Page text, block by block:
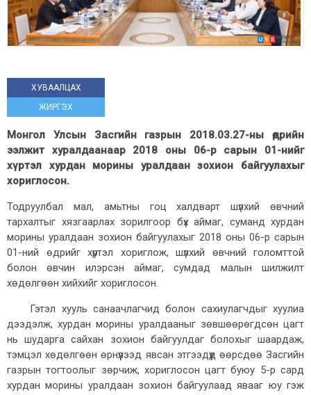
ХУВААЛЦАХ
ЖИРГЭХ
Монгол Улсын Засгийн газрын 2018.03.27-ны өдрийн
ээлжит хуралдаанаар 2018 оны 06-р сарын 01-нийг
хүртэл хурдан морины уралдаан зохион байгуулахыг
хориглосон.
Тодруулбал мал, амьтны гоц халдварт шүлхий өвчний
тархалтыг хязгаарлах зорилгоор бүх аймаг, суманд хурдан
морины уралдаан зохион байгуулахыг 2018 оны 06-р сарын
01-ний өдрийг хүртэл хориглож, шүлхий өвчний голомттой
болон өвчин илэрсэн аймаг, сумдад малын шилжилт
хөдөлгөөн хийхийг хориглосон.
Гэтэл хууль санаачлагчид болон сахиулагчдыг хуулиа
дээдэлж, хурдан морины уралдааныг зөвшөөрөгдсөн цагт
нь шударга сайхан зохион байгуулдаг болохыг шаардаж,
тэмцэл хөдөлгөөн өрнүүлээд явсан этгээдүүд өөрсдөө Засгийн
газрын тогтоолыг зөрчиж, хориглосон цагт буюу 5-р сард
хурдан морины уралдаан зохион байгуулаад явааг юу гэж